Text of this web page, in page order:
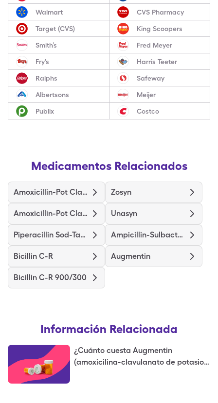
Walmart CVS Pharmacy
Target (CVS) King Scoopers
Smith’s Fred Meyer
Fry’s Harris Teeter
Ralphs Safeway
Albertsons Meijer
Publix Costco
Medicamentos Relacionados
Amoxicillin-Pot Clavulanate Zosyn
Amoxicillin-Pot Clavulanate Er Unasyn
Piperacillin Sod-Tazobactam So Ampicillin-Sulbactam Sodium
Bicillin C-R Augmentin
Bicillin C-R 900/300
Información Relacionada
¿Cuánto cuesta Augmentin
(amoxicilina-clavulanato de potasio)